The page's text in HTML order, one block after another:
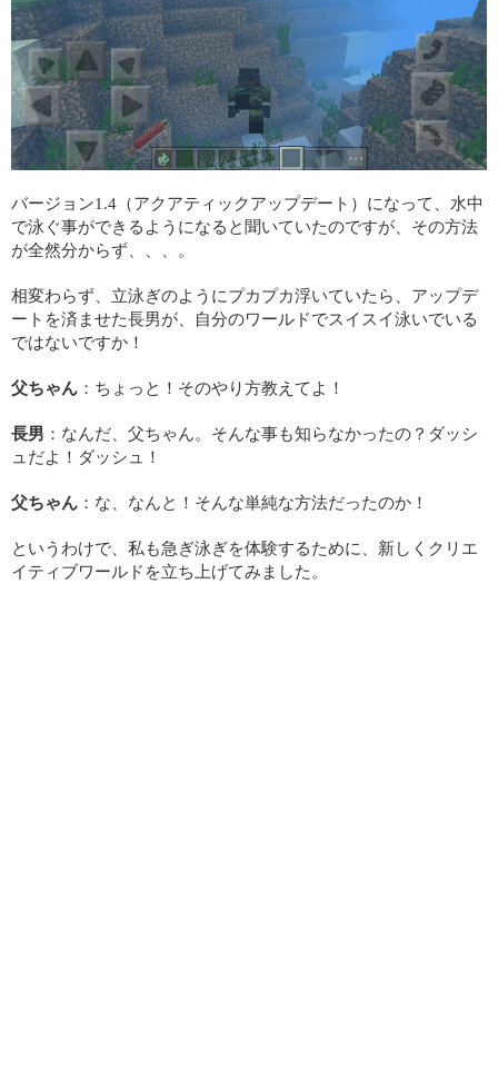
バージョン1.4（アクアティックアップデート）になって、水中
で泳ぐ事ができるようになると聞いていたのですが、その方法
が全然分からず、、、。
相変わらず、立泳ぎのようにプカプカ浮いていたら、アップデ
ートを済ませた長男が、自分のワールドでスイスイ泳いでいる
ではないですか！
父ちゃん ：ちょっと！そのやり方教えてよ！
長男 ：なんだ、父ちゃん。そんな事も知らなかったの？ダッシ
ュだよ！ダッシュ！
父ちゃん ：な、なんと！そんな単純な方法だったのか！
というわけで、私も急ぎ泳ぎを体験するために、新しくクリエ
イティブワールドを立ち上げてみました。